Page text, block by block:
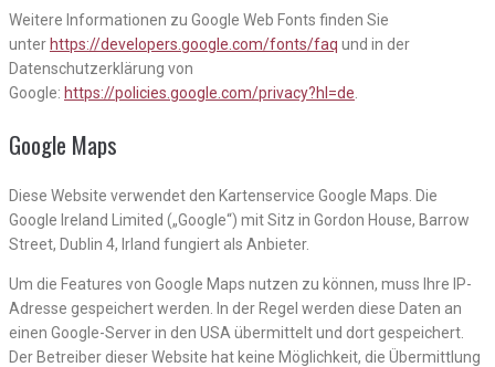
Weitere Informationen zu Google Web Fonts finden Sie
unter https://developers.google.com/fonts/faq und in der
Datenschutzerklärung von
Google: https://policies.google.com/privacy?hl=de
Google Maps
Diese Website verwendet den Kartenservice Google Maps. Die
Google Ireland Limited („Google“) mit Sitz in Gordon House, Barrow
Street, Dublin 4, Irland fungiert als Anbieter.
Um die Features von Google Maps nutzen zu können, muss Ihre IP-
Adresse gespeichert werden. In der Regel werden diese Daten an
einen Google-Server in den USA übermittelt und dort gespeichert.
Der Betreiber dieser Website hat keine Möglichkeit, die Übermittlung